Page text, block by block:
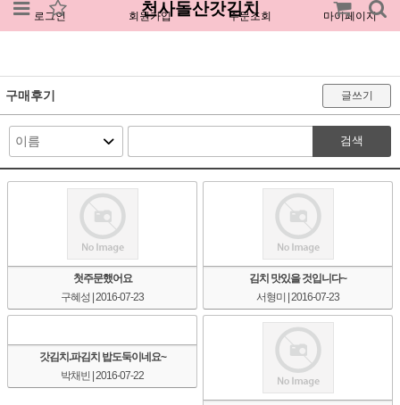
로그인 회원가입 주문조회 마이페이지
천사돌산갓김치
구매후기 글쓰기
검색
첫주문했어요
구혜성 | 2016-07-23
김치 맛있을 것입니다~
서형미
| 2016-07-23
갓김치.파김치 밥도둑이네요~
박채빈 | 2016-07-22